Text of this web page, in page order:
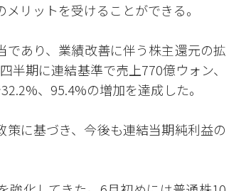
リットを受けることができる。
あり、業績改善に伴う株主還元の拡
期に連結基準で売上770億ウォン、
、95.4%の増加を達成した。
に基づき、今後も連結当期純利益の